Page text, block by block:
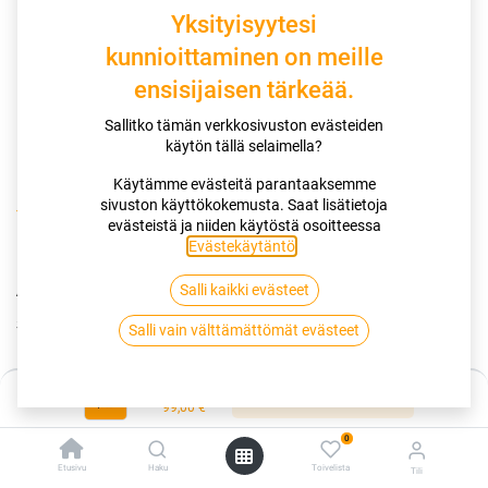
99,00€
Etusivu Haku
0
Toivelista Tili
Kauppa Tarkastukset Ajoneuvon vikadiagnoosi- paketti
Ajoneuvon vikadiagnoosi- paketti
Sisältää:
komponenttien diagnoosista ja tuloksista.
Palvelu suoritetaan:Martinsillantie 10
Yksityisyytesi
kunnioittaminen on meille
ensisijaisen tärkeää.
Sallitko tämän verkkosivuston evästeiden
käytön tällä selaimella?
Käytämme evästeitä parantaaksemme
sivuston käyttökokemusta. Saat lisätietoja
evästeistä ja niiden käytöstä osoitteessa
Evästekäytäntö
Salli kaikki evästeet
Salli vain välttämättömät evästeet